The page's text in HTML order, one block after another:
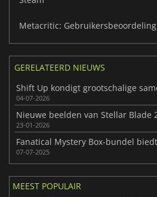
Metacritic: Gebruikersbeoordeling
GERELATEERD NIEUWS
04-07-2026
23-01-2026
07-07-2025
MEEST POPULAIR